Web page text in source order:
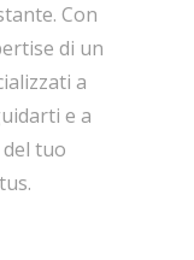
Con
di un
a
e a
tuo